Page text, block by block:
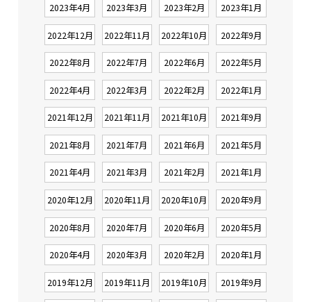
2023年4月 2023年3月 2023年2月 2023年1月
2022年12月 2022年11月 2022年10月 2022年9月
2022年8月 2022年7月 2022年6月 2022年5月
2022年4月 2022年3月 2022年2月 2022年1月
2021年12月 2021年11月 2021年10月 2021年9月
2021年8月 2021年7月 2021年6月 2021年5月
2021年4月 2021年3月 2021年2月 2021年1月
2020年12月 2020年11月 2020年10月 2020年9月
2020年8月 2020年7月 2020年6月 2020年5月
2020年4月 2020年3月 2020年2月 2020年1月
2019年12月 2019年11月 2019年10月 2019年9月